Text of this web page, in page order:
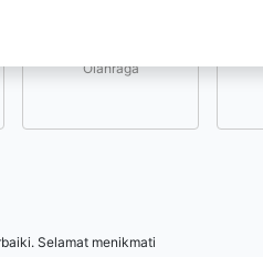
Olahraga
Selamat menikmati